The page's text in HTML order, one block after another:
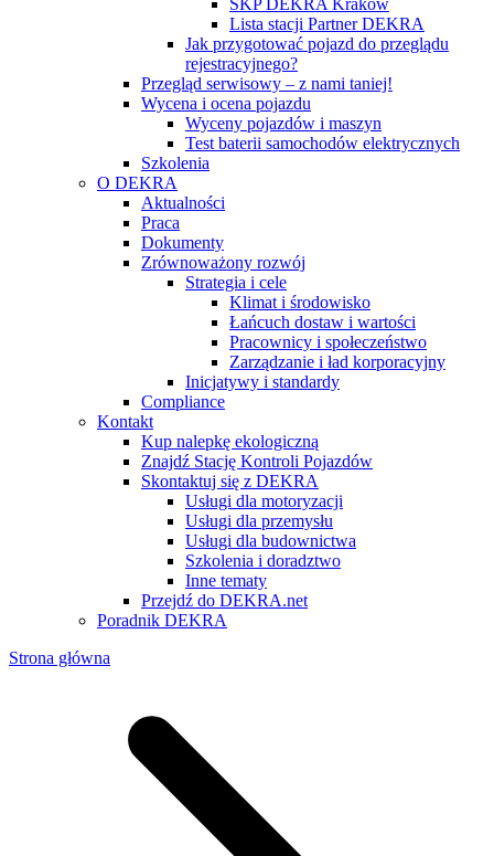
SKP DEKRA Kraków
Lista stacji Partner DEKRA
Jak przygotować pojazd do przeglądu
rejestracyjnego?
Przegląd serwisowy – z nami taniej!
Wycena i ocena pojazdu
Wyceny pojazdów i maszyn
Test baterii samochodów elektrycznych
Szkolenia
O DEKRA
Aktualności
Praca
Dokumenty
Zrównoważony rozwój
Strategia i cele
Klimat i środowisko
Łańcuch dostaw i wartości
Pracownicy i społeczeństwo
Zarządzanie i ład korporacyjny
Inicjatywy i standardy
Compliance
Kontakt
Kup nalepkę ekologiczną
Znajdź Stację Kontroli Pojazdów
Skontaktuj się z DEKRA
Usługi dla motoryzacji
Usługi dla przemysłu
Usługi dla budownictwa
Szkolenia i doradztwo
Inne tematy
Przejdź do DEKRA.net
Poradnik DEKRA
Strona główna